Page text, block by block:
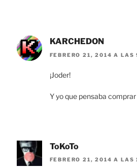
KARCHEDON
FEBRERO 21, 2014 A LAS
¡Joder!
Y yo que pensaba
ToKoTo
FEBRERO 21, 2014 A LAS